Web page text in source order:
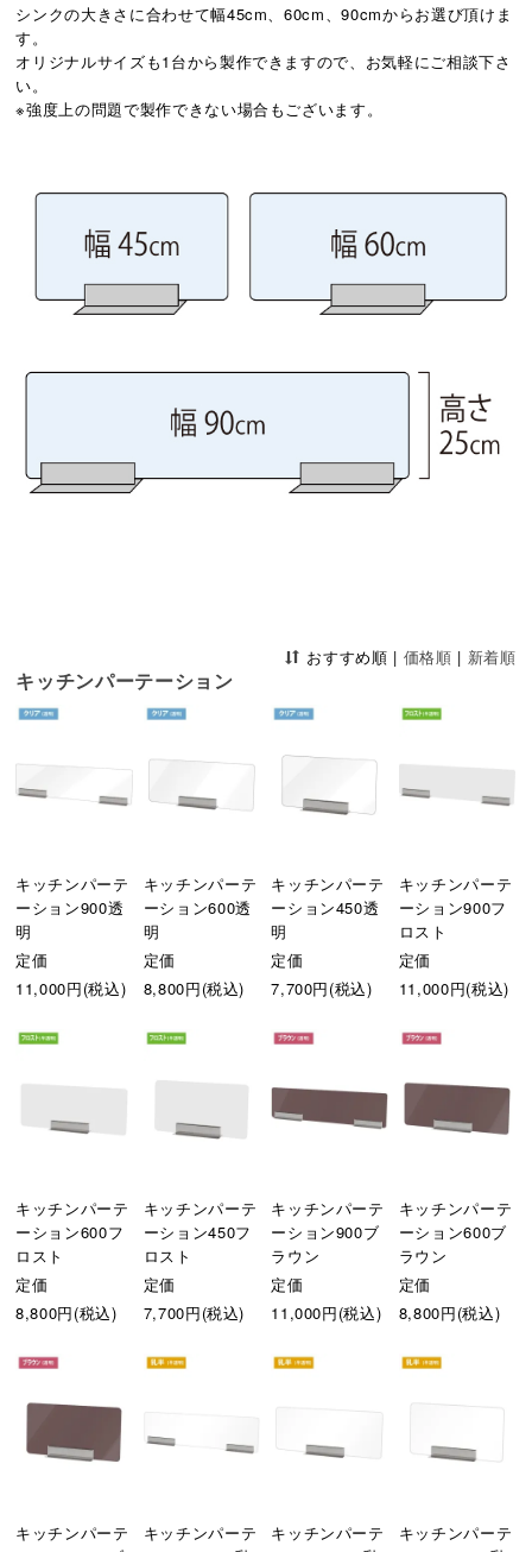
シンクの大きさに合わせて幅45cm、60cm、90cmからお選び頂けま
す。
オリジナルサイズも1台から製作できますので、お気軽にご相談下さ
い。
※強度上の問題で製作できない場合もございます。
キッチンパーテーション
おすすめ順 | 価格順 | 新着順
キッチンパーテ
ーション900透
明
定価
11,000円(税込)
キッチンパーテ
ーション600透
明
定価
8,800円(税込)
キッチンパーテ
ーション450透
明
定価
7,700円(税込)
キッチンパーテ
ーション900フ
ロスト
定価
11,000円(税込)
キッチンパーテ
ーション600フ
ロスト
定価
8,800円(税込)
キッチンパーテ
ーション450フ
ロスト
定価
7,700円(税込)
キッチンパーテ
ーション900ブ
ラウン
定価
11,000円(税込)
キッチンパーテ
ーション600ブ
ラウン
定価
8,800円(税込)
キッチンパーテ
キッチンパーテ
キッチンパーテ
キッチンパーテ